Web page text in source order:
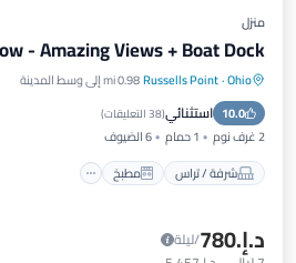
منزل
- Amazing Views + Boat Dock!
Ohio
·
Russells Point0.98 mi إلى وسط المدينة
10.0 استثنائي(38 التعليقات )
2 غرف نوم 1 حمام
6 الضيوف
شرفة / تراس
مطبخ
شرفة / تراس مطبخ
إنترنت
د.إ.‏780
/ليلة